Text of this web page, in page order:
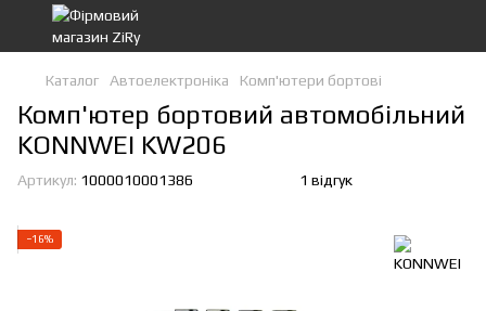
Каталог Автоелектроніка Комп'ютери бортові
Комп'ютер бортовий автомобільний
KONNWEI KW206
Артикул: 1000010001386 1 відгук
−16%